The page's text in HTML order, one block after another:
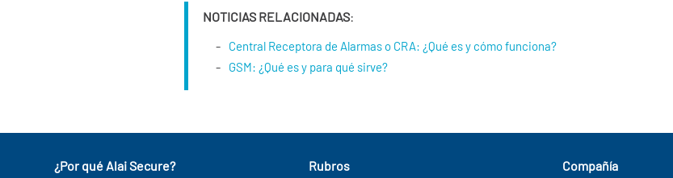
NOTICIAS RELACIONADAS:
Central Receptora de Alarmas o CRA: ¿Qué es y cómo funciona?
GSM: ¿Qué es y para qué sirve?
¿Por qué Alai Secure?
Rubros
Compañía